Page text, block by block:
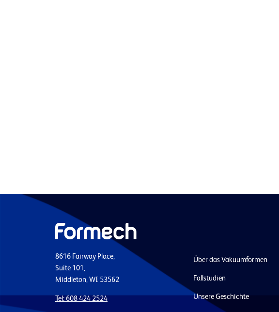
8616 Fairway Place,
Suite 101,
Middleton, WI 53562
Tel: 608 424 2524
Über das Vakuumformen
Fallstudien
Unsere Geschichte